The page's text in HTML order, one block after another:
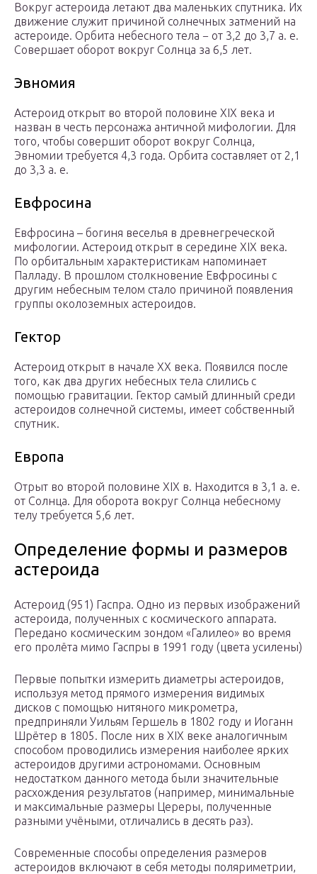
Вокруг астероида летают два маленьких спутника. Их
движение служит причиной солнечных затмений на
астероиде. Орбита небесного тела − от 3,2 до 3,7 а. е.
Совершает оборот вокруг Солнца за 6,5 лет.
Эвномия
Астероид открыт во второй половине XIX века и
назван в честь персонажа античной мифологии. Для
того, чтобы совершит оборот вокруг Солнца,
Эвномии требуется 4,3 года. Орбита составляет от 2,1
до 3,3 а. е.
Евфросина
Евфросина – богиня веселья в древнегреческой
мифологии. Астероид открыт в середине XIX века.
По орбитальным характеристикам напоминает
Палладу. В прошлом столкновение Евфросины с
другим небесным телом стало причиной появления
группы околоземных астероидов.
Гектор
Астероид открыт в начале XX века. Появился после
того, как два других небесных тела слились с
помощью гравитации. Гектор самый длинный среди
астероидов солнечной системы, имеет собственный
спутник.
Европа
Отрыт во второй половине XIX в. Находится в 3,1 а. е.
от Солнца. Для оборота вокруг Солнца небесному
телу требуется 5,6 лет.
Определение формы и размеров
астероида
Астероид (951) Гаспра. Одно из первых изображений
астероида, полученных с космического аппарата.
Передано космическим зондом «Галилео» во время
его пролёта мимо Гаспры в 1991 году (цвета усилены)
Первые попытки измерить диаметры астероидов,
используя метод прямого измерения видимых
дисков с помощью нитяного микрометра,
предприняли Уильям Гершель в 1802 году и Иоганн
Шрётер в 1805. После них в XIX веке аналогичным
способом проводились измерения наиболее ярких
астероидов другими астрономами. Основным
недостатком данного метода были значительные
расхождения результатов (например, минимальные
и максимальные размеры Цереры, полученные
разными учёными, отличались в десять раз).
Современные способы определения размеров
астероидов включают в себя методы поляриметрии,